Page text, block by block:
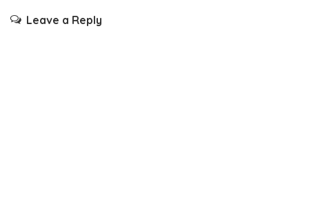
Leave a Reply